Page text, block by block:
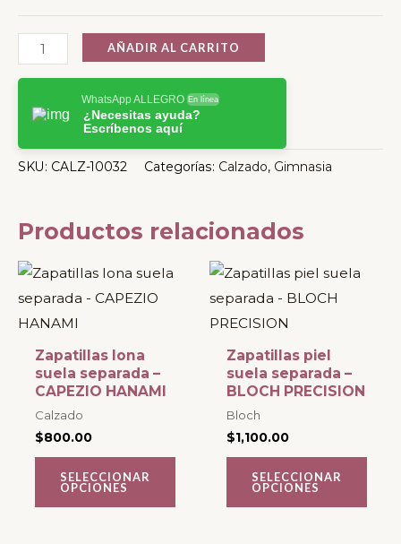
AÑADIR AL CARRITO
WhatsApp ALLEGRO En línea
¿Necesitas ayuda?
Escríbenos aquí
SKU: CALZ-10032 Categorías: Calzado, Gimnasia
Productos relacionados
Zapatillas lona
suela separada –
CAPEZIO HANAMI
Calzado
$800.00
SELECCIONAR
OPCIONES
Este
producto
tiene
múltiples
variantes.
Las
opciones
se
pueden
elegir
Zapatillas piel
suela separada –
BLOCH PRECISION
Bloch
$1,100.00
SELECCIONAR
OPCIONES
Este
producto
tiene
múltiples
variantes.
Las
opciones
se
pueden
elegir